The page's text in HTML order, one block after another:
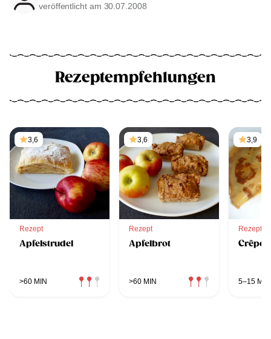
veröffentlicht am 30.07.2008
Rezeptempfehlungen
3,6
Rezept
Apfelstrudel
>60 MIN
3,6
Rezept
Apfelbrot
>60 MIN
3,9
Rezept
Crêpes
5–15 MIN